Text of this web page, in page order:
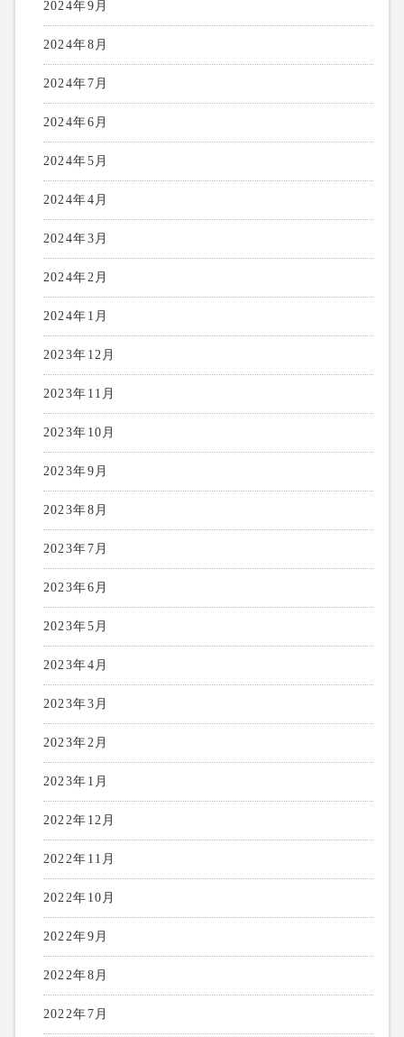
2024年9月
2024年8月
2024年7月
2024年6月
2024年5月
2024年4月
2024年3月
2024年2月
2024年1月
2023年12月
2023年11月
2023年10月
2023年9月
2023年8月
2023年7月
2023年6月
2023年5月
2023年4月
2023年3月
2023年2月
2023年1月
2022年12月
2022年11月
2022年10月
2022年9月
2022年8月
2022年7月